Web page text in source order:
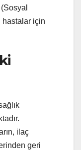
hastalar için
ilaç
geri